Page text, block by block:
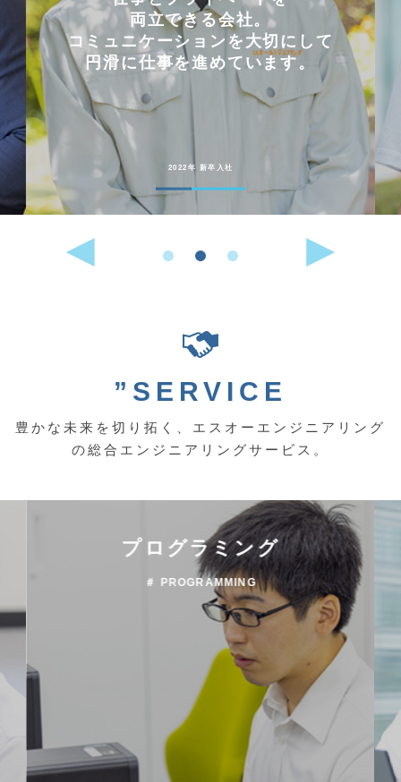
両立できる会社。
コミュニケーションを大切にして
円滑に仕事を進めています。
2022年 新卒入社
”SERVICE
豊かな未来を切り拓く、エスオーエンジニアリング
の総合エンジニアリングサービス。
プログラミング
＃ PROGRAMMING